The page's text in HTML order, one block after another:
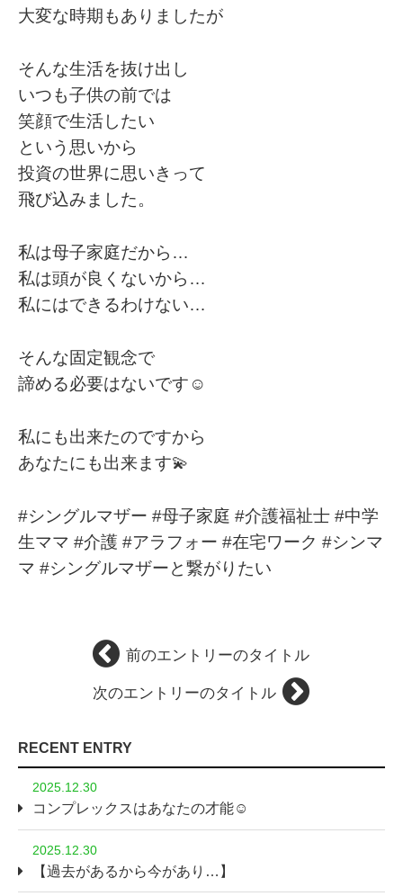
大変な時期もありましたが
そんな生活を抜け出し
いつも子供の前では
笑顔で生活したい
という思いから
投資の世界に思いきって
飛び込みました。
私は母子家庭だから…
私は頭が良くないから…
私にはできるわけない…
そんな固定観念で
諦める必要はないです☺️
私にも出来たのですから
あなたにも出来ます💫
#シングルマザー #母子家庭 #介護福祉士 #中学
生ママ #介護 #アラフォー #在宅ワーク #シンマ
マ #シングルマザーと繋がりたい
前のエントリーのタイトル
次のエントリーのタイトル
RECENT ENTRY
2025.12.30
コンプレックスはあなたの才能☺️
2025.12.30
【過去があるから今があり…】